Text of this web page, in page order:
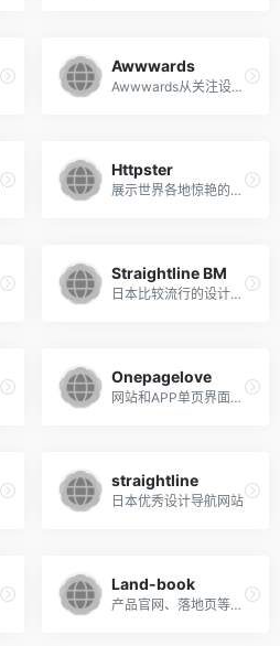
Awwwards
Awwwards从关注设计趋势的角度收纳呈现国外流行的、受欢迎的网页设计风格…
Httpster
展示世界各地惊艳的网站设计案例。
Straightline BM
日本比较流行的设计师网址书签，收录超过8000个日本本土创意网站。
Onepagelove
网站和APP单页界面欣赏
straightline
日本优秀设计导航网站
Land-book
产品官网、落地页等设计欣赏